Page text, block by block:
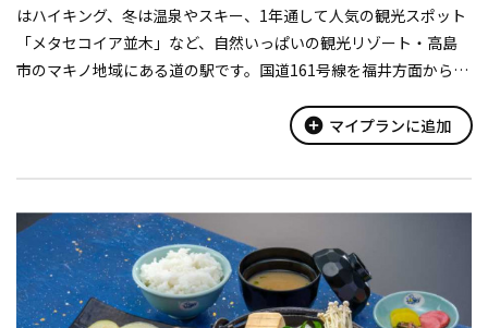
はハイキング、冬は温泉やスキー、1年通して人気の観光スポット
「メタセコイア並木」など、自然いっぱいの観光リゾート・高島
市のマキノ地域にある道の駅です。国道161号線を福井方面から南
add_circle マイプランに追加